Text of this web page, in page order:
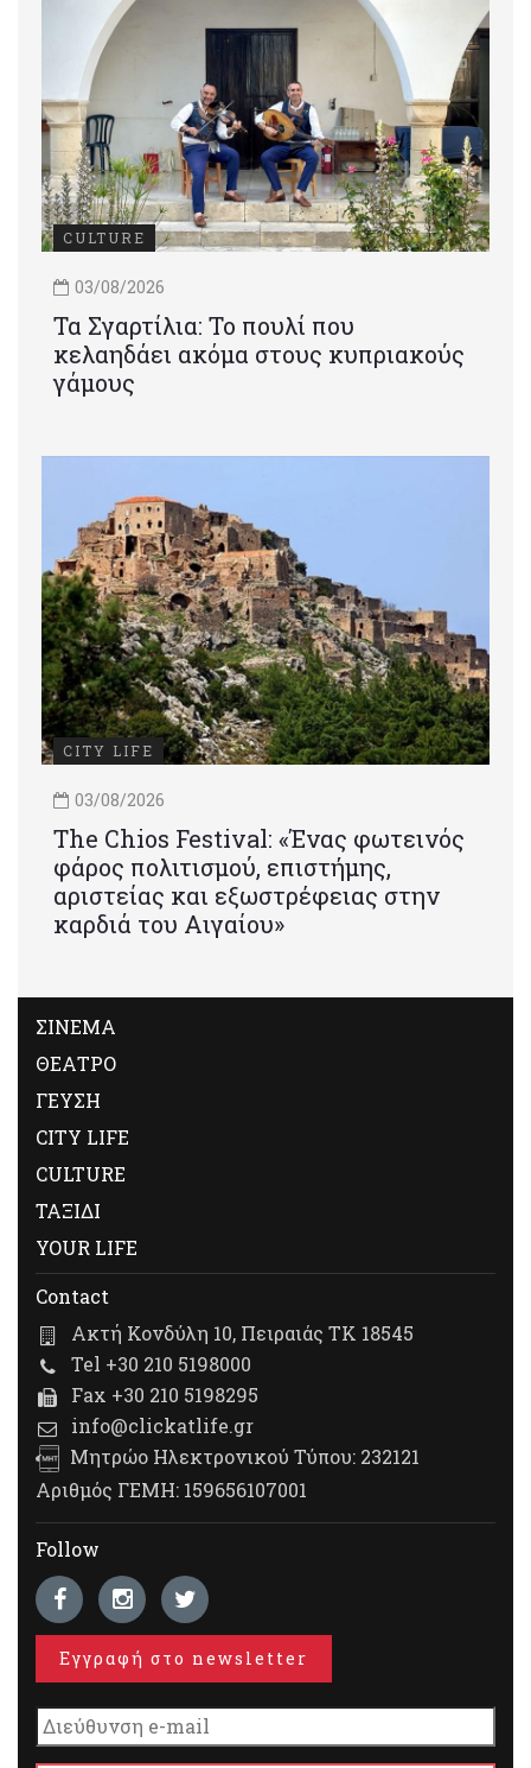
CULTURE
03/08/2026
Τα Σγαρτίλια: Το πουλί που
κελαηδάει ακόμα στους κυπριακούς
γάμους
CITY LIFE
03/08/2026
Τhe Chios Festival: «Ένας φωτεινός
φάρος πολιτισμού, επιστήμης,
αριστείας και εξωστρέφειας στην
καρδιά του Αιγαίου»
ΣΙΝΕΜΑ
ΘΕΑΤΡΟ
ΓΕΥΣΗ
CITY LIFE
CULTURE
ΤΑΞΙΔΙ
YOUR LIFE
Contact
Ακτή Κονδύλη 10, Πειραιάς ΤΚ 18545
Tel +30 210 5198000
Fax +30 210 5198295
info@clickatlife.gr
Μητρώο Ηλεκτρονικού Τύπου: 232121
Αριθμός ΓΕΜΗ: 159656107001
Follow
Εγγραφή στο newsletter